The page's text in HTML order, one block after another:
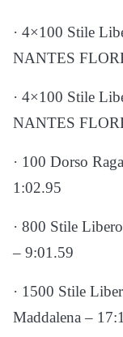
· 4×100 Stile
NANTES
· 4×100 Stile
NANTES
· 100 Dorso
1:02.95
· 800 Stile
– 9:01.59
· 1500 Stile
Maddalena –